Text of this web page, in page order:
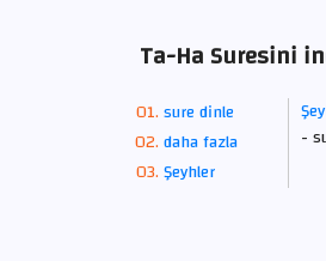
Ta-Ha Suresini
sure dinle
daha fazla
Şeyhler
-